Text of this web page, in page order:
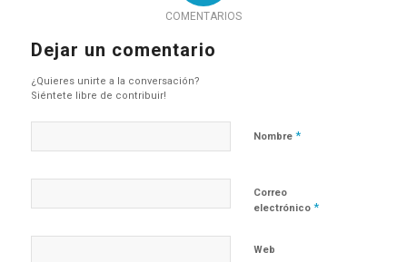
COMENTARIOS
Dejar un comentario
¿Quieres unirte a la conversación?
Siéntete libre de contribuir!
Nombre *
Correo
electrónico *
Web